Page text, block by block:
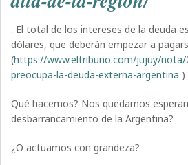
. El total de los intereses de la deuda
dólares, que deberán empezar a
(https://www.eltribuno.com/jujuy/nota/
preocupa-la-deuda-externa-argentina )
Qué hacemos? Nos quedamos
desbarrancamiento de la Argentina?
¿O actuamos con grandeza?